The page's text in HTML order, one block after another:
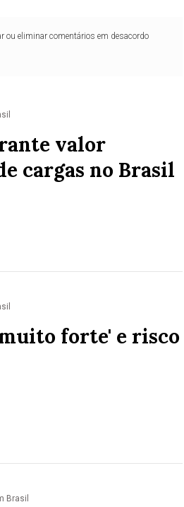
ou eliminar comentários em desacordo
valor
cargas no Brasil
forte' e risco
Brasil